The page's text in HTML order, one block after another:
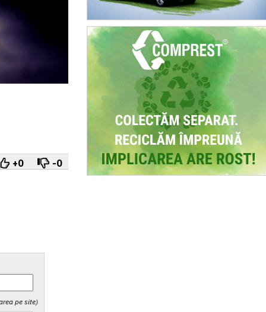
+0 -0
pe site)